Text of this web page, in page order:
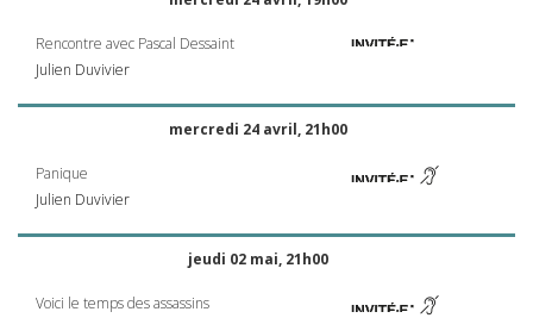
Rencontre avec Pascal Dessaint
Julien Duvivier
mercredi 24 avril, 21h00
Panique
Julien Duvivier
jeudi 02 mai, 21h00
Voici le temps des assassins